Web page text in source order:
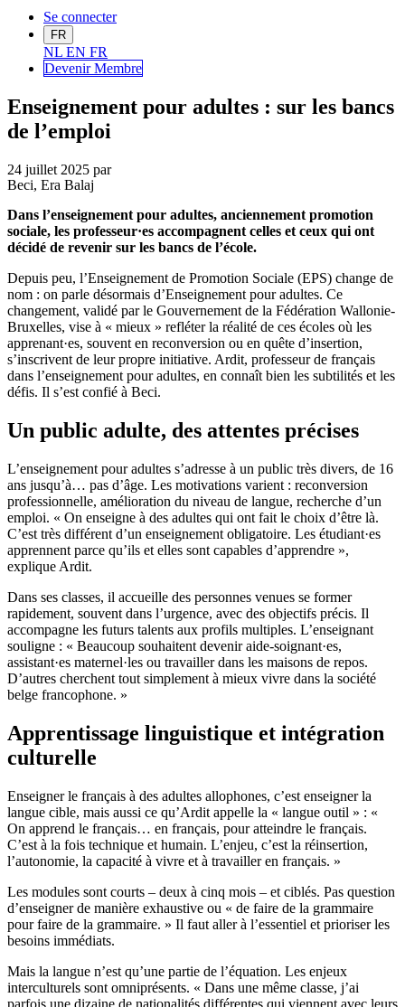
Se connecter
FR
NL EN FR
Devenir Membre
Enseignement pour adultes : sur les bancs
de l’emploi
24 juillet 2025 par
Beci, Era Balaj
Dans l’enseignement pour adultes, anciennement promotion
sociale, les professeur·es accompagnent celles et ceux qui ont
décidé de revenir sur les bancs de l’école.
Depuis peu, l’Enseignement de Promotion Sociale (EPS) change de
nom : on parle désormais d’Enseignement pour adultes. Ce
changement, validé par le Gouvernement de la Fédération Wallonie-
Bruxelles, vise à « mieux » refléter la réalité de ces écoles où les
apprenant·es, souvent en reconversion ou en quête d’insertion,
s’inscrivent de leur propre initiative. Ardit, professeur de français
dans l’enseignement pour adultes, en connaît bien les subtilités et les
défis. Il s’est confié à Beci.
Un public adulte, des attentes précises
L’enseignement pour adultes s’adresse à un public très divers, de 16
ans jusqu’à… pas d’âge. Les motivations varient : reconversion
professionnelle, amélioration du niveau de langue, recherche d’un
emploi. « On enseigne à des adultes qui ont fait le choix d’être là.
C’est très différent d’un enseignement obligatoire. Les étudiant·es
apprennent parce qu’ils et elles sont capables d’apprendre »,
explique Ardit.
Dans ses classes, il accueille des personnes venues se former
rapidement, souvent dans l’urgence, avec des objectifs précis. Il
accompagne les futurs talents aux profils multiples. L’enseignant
souligne : « Beaucoup souhaitent devenir aide-soignant·es,
assistant·es maternel·les ou travailler dans les maisons de repos.
D’autres cherchent tout simplement à mieux vivre dans la société
belge francophone. »
Apprentissage linguistique et intégration
culturelle
Enseigner le français à des adultes allophones, c’est enseigner la
langue cible, mais aussi ce qu’Ardit appelle la « langue outil » : «
On apprend le français… en français, pour atteindre le français.
C’est à la fois technique et humain. L’enjeu, c’est la réinsertion,
l’autonomie, la capacité à vivre et à travailler en français. »
Les modules sont courts – deux à cinq mois – et ciblés. Pas question
d’enseigner de manière exhaustive ou « de faire de la grammaire
pour faire de la grammaire. » Il faut aller à l’essentiel et prioriser les
besoins immédiats.
Mais la langue n’est qu’une partie de l’équation. Les enjeux
interculturels sont omniprésents. « Dans une même classe, j’ai
parfois une dizaine de nationalités différentes qui viennent avec leurs